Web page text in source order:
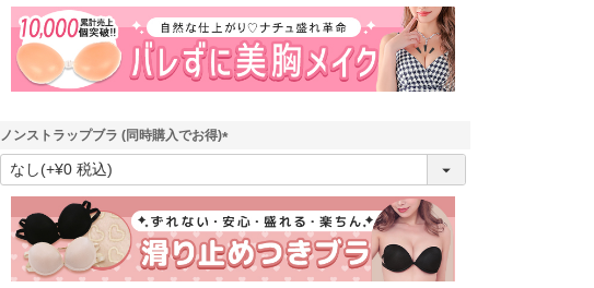
須
)
ノンストラップブラ (同時購入でお得)
(
須
)